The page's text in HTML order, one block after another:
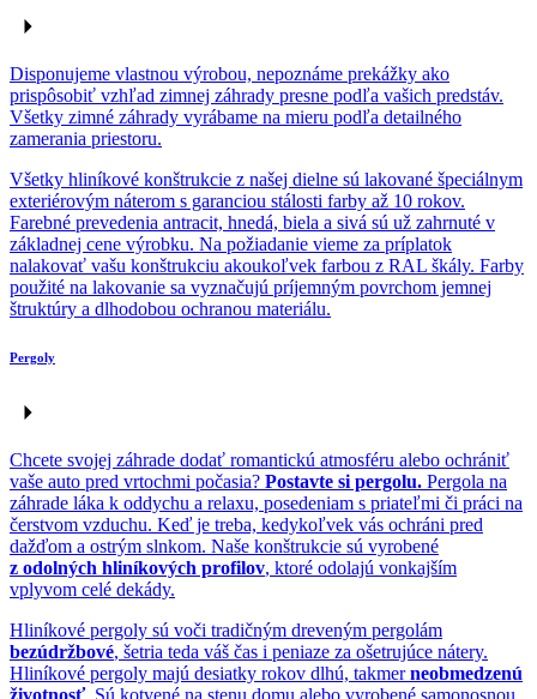
Disponujeme vlastnou výrobou, nepoznáme prekážky ako
prispôsobiť vzhľad zimnej záhrady presne podľa vašich predstáv.
Všetky zimné záhrady vyrábame na mieru podľa detailného
zamerania priestoru.
Všetky hliníkové konštrukcie z našej dielne sú lakované špeciálnym
exteriérovým náterom s garanciou stálosti farby až 10 rokov.
Farebné prevedenia antracit, hnedá, biela a sivá sú už zahrnuté v
základnej cene výrobku. Na požiadanie vieme za príplatok
nalakovať vašu konštrukciu akoukoľvek farbou z RAL škály. Farby
použité na lakovanie sa vyznačujú príjemným povrchom jemnej
štruktúry a dlhodobou ochranou materiálu.
Pergoly
Chcete svojej záhrade dodať romantickú atmosféru alebo ochrániť
vaše auto pred vrtochmi počasia? Postavte si pergolu. Pergola na
záhrade láka k oddychu a relaxu, posedeniam s priateľmi či práci na
čerstvom vzduchu. Keď je treba, kedykoľvek vás ochráni pred
dažďom a ostrým slnkom. Naše konštrukcie sú vyrobené
z odolných hliníkových profilov, ktoré odolajú vonkajším
vplyvom celé dekády.
Hliníkové pergoly sú voči tradičným dreveným pergolám
bezúdržbové, šetria teda váš čas i peniaze za ošetrujúce nátery.
Hliníkové pergoly majú desiatky rokov dlhú, takmerneobmedzenú
životnosť. Sú kotvené na stenu domu alebo vyrobené samonosnou